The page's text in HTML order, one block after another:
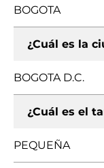
BOGOTA
¿Cuál es la
BOGOTA D.C.
¿Cuál es el
PEQUEÑA